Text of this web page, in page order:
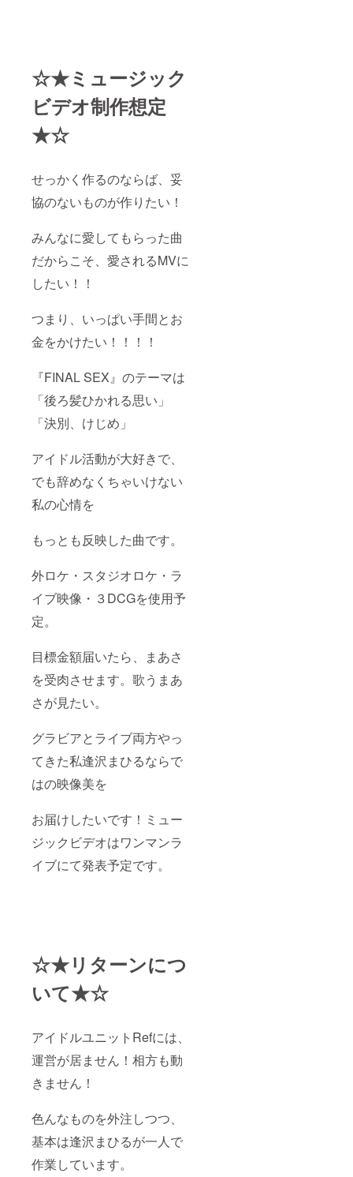
☆★ミュージック
ビデオ制作想定
★☆
せっかく作るのならば、妥
協のないものが作りたい！
みんなに愛してもらった曲
だからこそ、愛されるMVに
したい！！
つまり、いっぱい手間とお
金をかけたい！！！！
『FINAL SEX』のテーマは
「後ろ髪ひかれる思い」
「決別、けじめ」
アイドル活動が大好きで、
でも辞めなくちゃいけない
私の心情を
もっとも反映した曲です。
外ロケ・スタジオロケ・ラ
イブ映像・３DCGを使用予
定。
目標金額届いたら、まあさ
を受肉させます。歌うまあ
さが見たい。
グラビアとライブ両方やっ
てきた私逢沢まひるならで
はの映像美を
お届けしたいです！ミュー
ジックビデオはワンマンラ
イブにて発表予定です。
☆★リターンにつ
いて★☆
アイドルユニットRefには、
運営が居ません！相方も動
きません！
色んなものを外注しつつ、
基本は逢沢まひるが一人で
作業しています。